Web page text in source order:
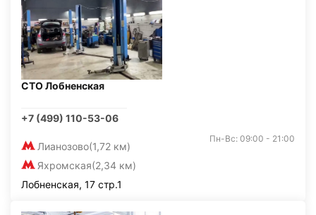
СТО Лобненская
+7 (499) 110-53-06
Лианозово(1,72 км)
Яхромская(2,34 км)
Пн-Вс: 09:00 - 21:00
Лобненская, 17 стр.1